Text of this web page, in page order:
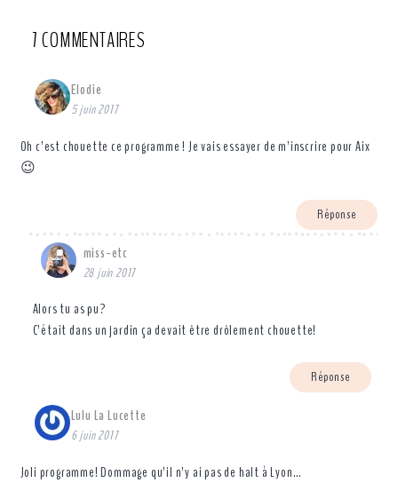
7 COMMENTAIRES
Elodie
5 juin 2017
Oh c’est chouette ce programme ! Je vais essayer de m’inscrire pour Aix
😉
Réponse
miss-etc
28 juin 2017
Alors tu as pu?
C’était dans un jardin ça devait être drôlement chouette!
Réponse
Lulu La Lucette
6 juin 2017
Joli programme! Dommage qu’il n’y ai pas de halt à Lyon…